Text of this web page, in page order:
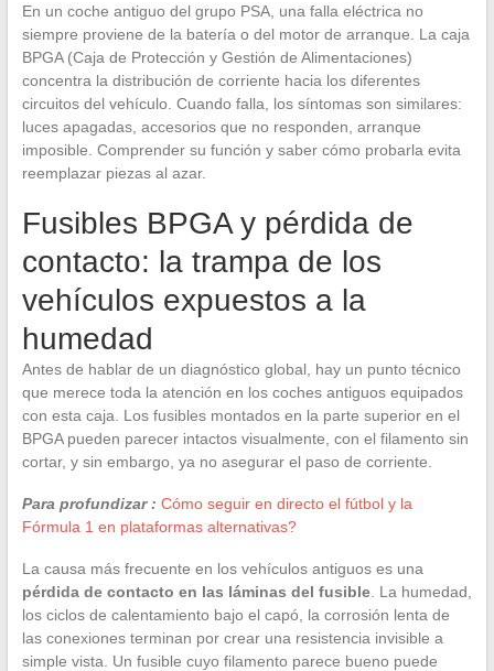
En un coche antiguo del grupo PSA, una falla eléctrica no
siempre proviene de la batería o del motor de arranque. La caja
BPGA (Caja de Protección y Gestión de Alimentaciones)
concentra la distribución de corriente hacia los diferentes
circuitos del vehículo. Cuando falla, los síntomas son similares:
luces apagadas, accesorios que no responden, arranque
imposible. Comprender su función y saber cómo probarla evita
reemplazar piezas al azar.
Fusibles BPGA y pérdida de
contacto: la trampa de los
vehículos expuestos a la
humedad
Antes de hablar de un diagnóstico global, hay un punto técnico
que merece toda la atención en los coches antiguos equipados
con esta caja. Los fusibles montados en la parte superior en el
BPGA pueden parecer intactos visualmente, con el filamento sin
cortar, y sin embargo, ya no asegurar el paso de corriente.
Para profundizar : Cómo seguir en directo el fútbol y la
Fórmula 1 en plataformas alternativas?
La causa más frecuente en los vehículos antiguos es una
pérdida de contacto en las láminas del fusible. La humedad,
los ciclos de calentamiento bajo el capó, la corrosión lenta de
las conexiones terminan por crear una resistencia invisible a
simple vista. Un fusible cuyo filamento parece bueno puede